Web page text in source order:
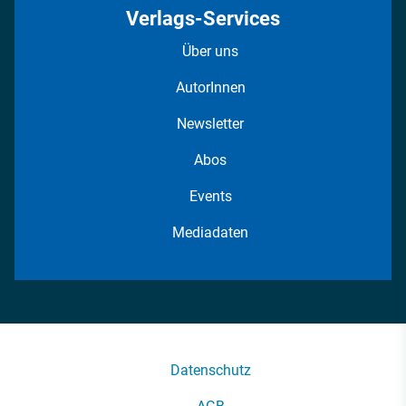
Verlags-Services
Über uns
AutorInnen
Newsletter
Abos
Events
Mediadaten
Datenschutz